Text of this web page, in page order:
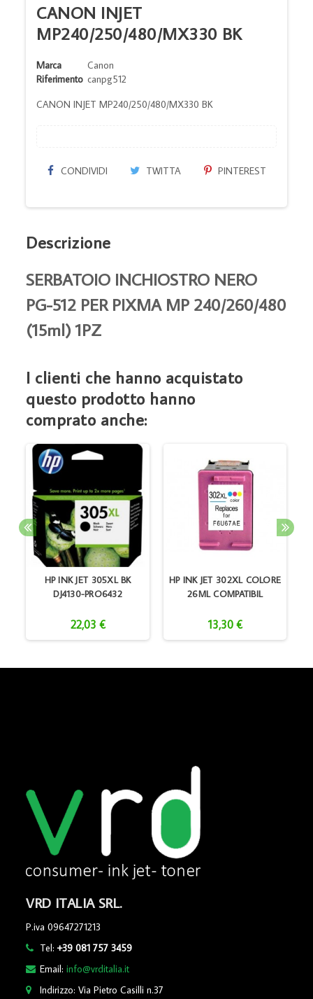
CANON INJET
MP240/250/480/MX330 BK
Marca
Canon
Riferimento canpg512
CANON INJET MP240/250/480/MX330 BK
CONDIVIDI TWITTA PINTEREST
Descrizione
SERBATOIO INCHIOSTRO NERO
PG-512 PER PIXMA MP 240/260/480
(15ml) 1PZ
I clienti che hanno acquistato
questo prodotto hanno
comprato anche:
HP INK JET 305XL BK
DJ4130-PRO6432
22,03 €
HP INK JET 302XL COLORE
26ML COMPATIBIL
13,30 €
VRD ITALIA SRL.
P.iva 09647271213
Tel:+39 081 757 3459
Email:info@vrditalia.it
Indirizzo: Via Pietro Casilli n.37